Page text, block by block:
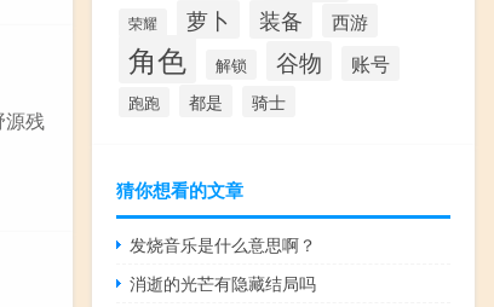
源残
荣耀 萝卜 装备 西游
角色 解锁 谷物 账号
跑跑 都是 骑士
猜你想看的文章
发烧音乐是什么意思啊？
消逝的光芒有隐藏结局吗